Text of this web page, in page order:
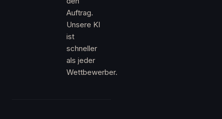
Auftrag.
Unsere KI
ist
schneller
als jeder
Wettbewerber.